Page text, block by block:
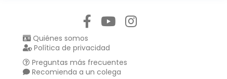
Quiénes somos
Política de privacidad
Preguntas más frecuentes
Recomienda a un colega